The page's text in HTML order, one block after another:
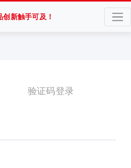
创新触手可及！
验证码登录